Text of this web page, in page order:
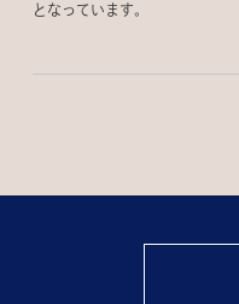
となっています。